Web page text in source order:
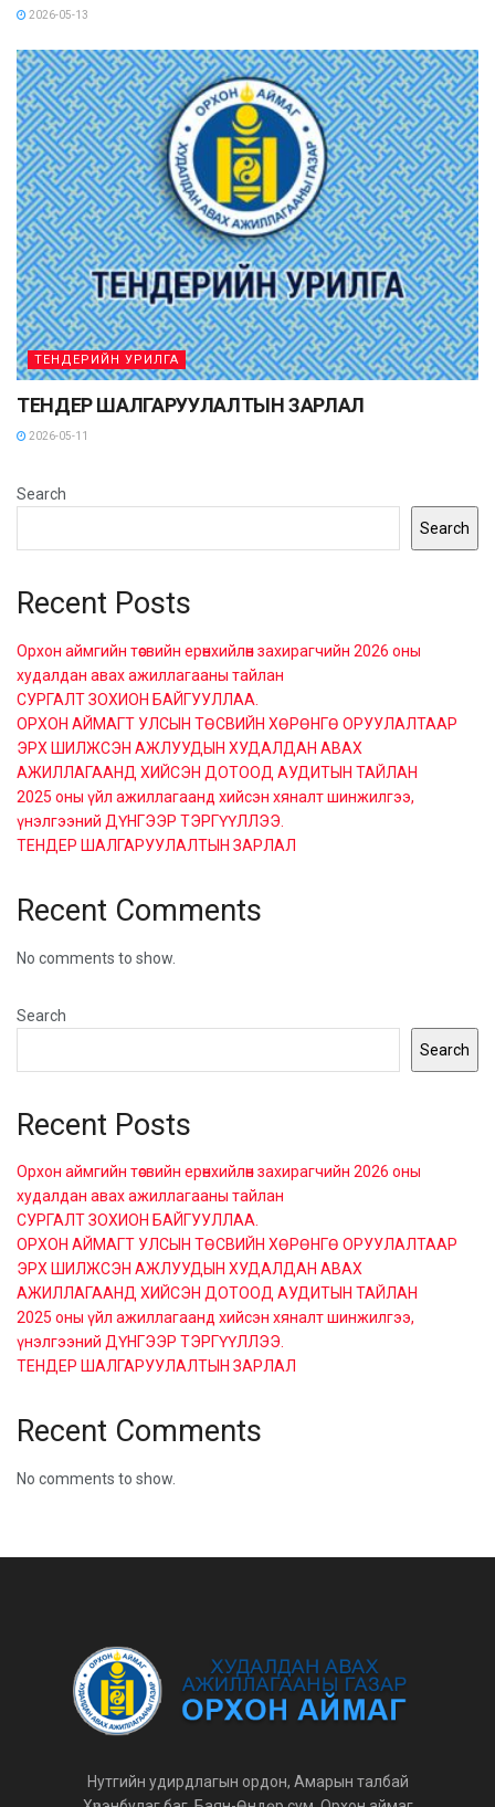
2026-05-13
ТЕНДЕРИЙН УРИЛГА
ТЕНДЕР ШАЛГАРУУЛАЛТЫН ЗАРЛАЛ
2026-05-11
Search
Search
Recent Posts
Орхон аймгийн төсвийн ерөнхийлөн захирагчийн 2026 оны
худалдан авах ажиллагааны тайлан
СУРГАЛТ ЗОХИОН БАЙГУУЛЛАА.
ОРХОН АЙМАГТ УЛСЫН ТӨСВИЙН ХӨРӨНГӨ ОРУУЛАЛТААР
ЭРХ ШИЛЖСЭН АЖЛУУДЫН ХУДАЛДАН АВАХ
АЖИЛЛАГААНД ХИЙСЭН ДОТООД АУДИТЫН ТАЙЛАН
2025 оны үйл ажиллагаанд хийсэн хяналт шинжилгээ,
үнэлгээний ДҮНГЭЭР ТЭРГҮҮЛЛЭЭ.
ТЕНДЕР ШАЛГАРУУЛАЛТЫН ЗАРЛАЛ
Recent Comments
No comments to show.
Search
Search
Recent Posts
Орхон аймгийн төсвийн ерөнхийлөн захирагчийн 2026 оны
худалдан авах ажиллагааны тайлан
СУРГАЛТ ЗОХИОН БАЙГУУЛЛАА.
ОРХОН АЙМАГТ УЛСЫН ТӨСВИЙН ХӨРӨНГӨ ОРУУЛАЛТААР
ЭРХ ШИЛЖСЭН АЖЛУУДЫН ХУДАЛДАН АВАХ
АЖИЛЛАГААНД ХИЙСЭН ДОТООД АУДИТЫН ТАЙЛАН
2025 оны үйл ажиллагаанд хийсэн хяналт шинжилгээ,
үнэлгээний ДҮНГЭЭР ТЭРГҮҮЛЛЭЭ.
ТЕНДЕР ШАЛГАРУУЛАЛТЫН ЗАРЛАЛ
Recent Comments
No comments to show.
Нутгийн удирдлагын ордон, Амарын талбай